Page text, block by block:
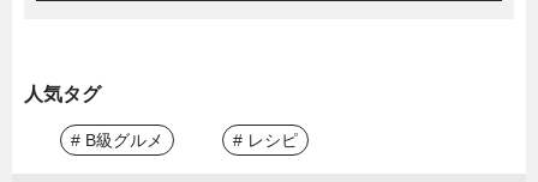
人気タグ
# B級グルメ # レシピ